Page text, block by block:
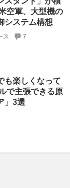
空軍、大型機の
システム構想
ス 7
も楽しくなって
で主張できる原
」3選